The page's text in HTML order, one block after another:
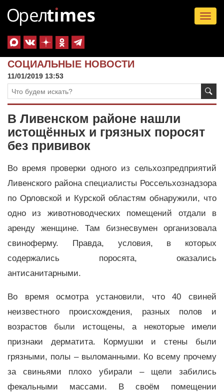
СОЦИАЛЬНЫЕ НОВОСТИ
11/01/2019 13:53
В Ливенском районе нашли
истощённых и грязных поросят
без прививок
Во время проверки одного из сельхозпредприятий
Ливенского района специалисты Россельхознадзора
по Орловской и Курской областям обнаружили, что
одно из животноводческих помещений отдали в
аренду женщине. Там бизнесвумен организовала
свиноферму. Правда, условия, в которых
содержались поросята, оказались
антисанитарными.
Во время осмотра установили, что 40 свиней
неизвестного происхождения, разных полов и
возрастов были истощены, а некоторые имели
признаки дерматита. Кормушки и стены были
грязными, полы – выломанными. Ко всему прочему
за свиньями плохо убирали – щели забились
фекальными массами. В своём помещении